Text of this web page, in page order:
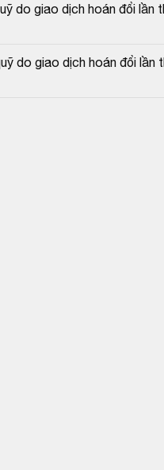
do giao dịch hoán đổi lần
do giao dịch hoán đổi lần